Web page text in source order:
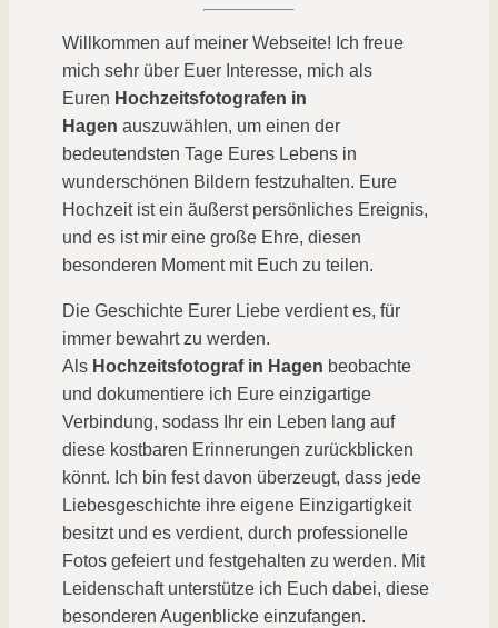
Willkommen auf meiner Webseite! Ich freue
mich sehr über Euer Interesse, mich als
Euren Hochzeitsfotografen in
Hagen auszuwählen, um einen der
bedeutendsten Tage Eures Lebens in
wunderschönen Bildern festzuhalten. Eure
Hochzeit ist ein äußerst persönliches Ereignis,
und es ist mir eine große Ehre, diesen
besonderen Moment mit Euch zu teilen.
Die Geschichte Eurer Liebe verdient es, für
immer bewahrt zu werden.
Als Hochzeitsfotograf in Hagen beobachte
und dokumentiere ich Eure einzigartige
Verbindung, sodass Ihr ein Leben lang auf
diese kostbaren Erinnerungen zurückblicken
könnt. Ich bin fest davon überzeugt, dass jede
Liebesgeschichte ihre eigene Einzigartigkeit
besitzt und es verdient, durch professionelle
Fotos gefeiert und festgehalten zu werden. Mit
Leidenschaft unterstütze ich Euch dabei, diese
besonderen Augenblicke einzufangen.